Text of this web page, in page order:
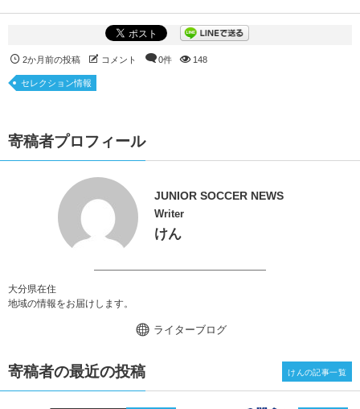
2か月前の投稿 コメント 0件 148
セレクション情報
寄稿者プロフィール
JUNIOR SOCCER NEWS
Writer
けん
大分県在住
地域の情報をお届けします。
ライターブログ
寄稿者の最近の投稿 けんの記事一覧